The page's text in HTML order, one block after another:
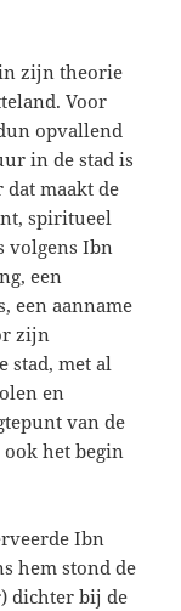
zijn theorie
Voor
opvallend
in de stad is
maakt de
spiritueel
volgens Ibn
een
een aanname
zijn
stad, met al
en
van de
ook het begin
Ibn
hem stond de
dichter bij de